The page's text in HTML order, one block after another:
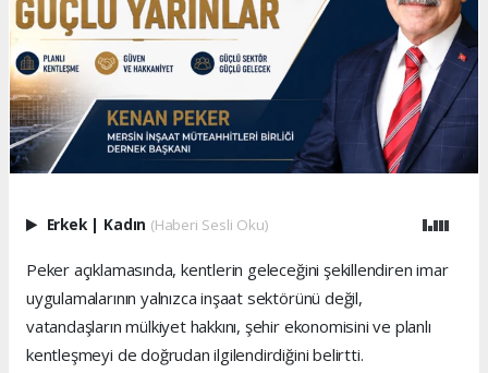
Erkek Kadın (Haberi Sesli Oku)
Peker açıklamasında, kentlerin geleceğini şekillendiren imar
uygulamalarının yalnızca inşaat sektörünü değil,
vatandaşların mülkiyet hakkını, şehir ekonomisini ve planlı
kentleşmeyi de doğrudan ilgilendirdiğini belirtti.